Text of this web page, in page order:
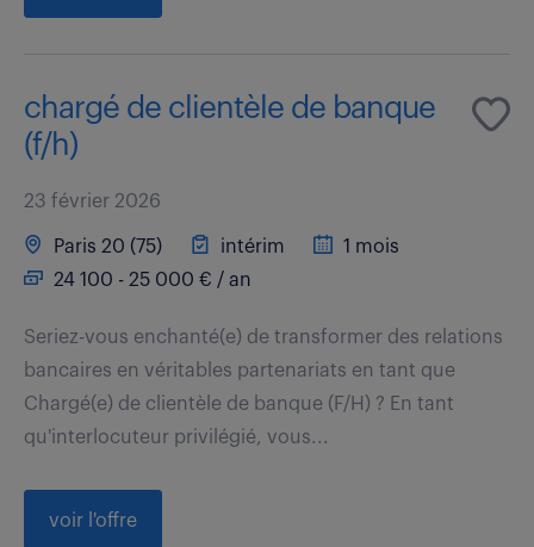
chargé de clientèle de banque
(f/h)
23 février 2026
Paris 20 (75) intérim
1 mois
24 100 - 25 000 € / an
Seriez-vous enchanté(e) de transformer des relations
bancaires en véritables partenariats en tant que
Chargé(e) de clientèle de banque (F/H) ? En tant
qu'interlocuteur privilégié, vous...
voir l'offre